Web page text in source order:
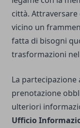
città.
vicino un
fatta di bisogni
trasformazioni
La partecipazione
prenotazione
ulteriori
Ufficio